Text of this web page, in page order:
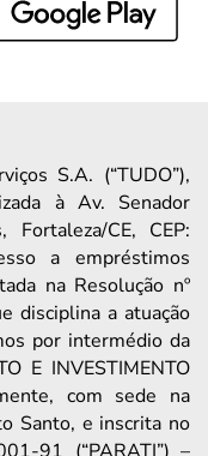
S.A. (“TUDO”),
à Av. Senador
CE, CEP:
a empréstimos
na Resolução nº
disciplina a atuação
por intermédio da
E INVESTIMENTO
com sede na
Santo, e inscrita no